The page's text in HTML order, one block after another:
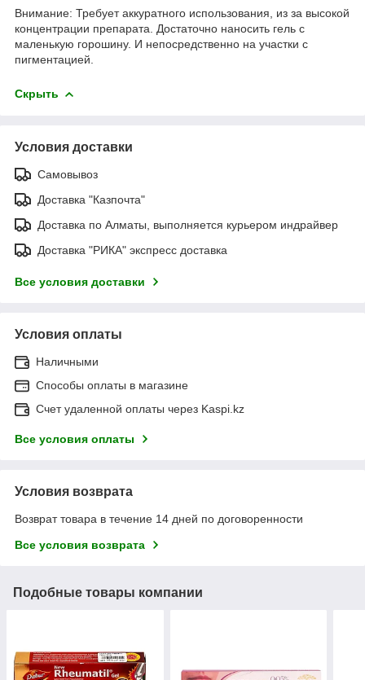
Внимание: Требует аккуратного использования, из за высокой
концентрации препарата. Достаточно наносить гель с
маленькую горошину. И непосредственно на участки с
пигментацией.
Скрыть
Условия доставки
Самовывоз
Доставка "Казпочта"
Доставка по Алматы, выполняется курьером индрайвер
Доставка "РИКА" экспресс доставка
Все условия доставки
Условия оплаты
Наличными
Способы оплаты в магазине
Счет удаленной оплаты через Kaspi.kz
Все условия оплаты
Условия возврата
Возврат товара в течение 14 дней по договоренности
Все условия возврата
Подобные товары компании